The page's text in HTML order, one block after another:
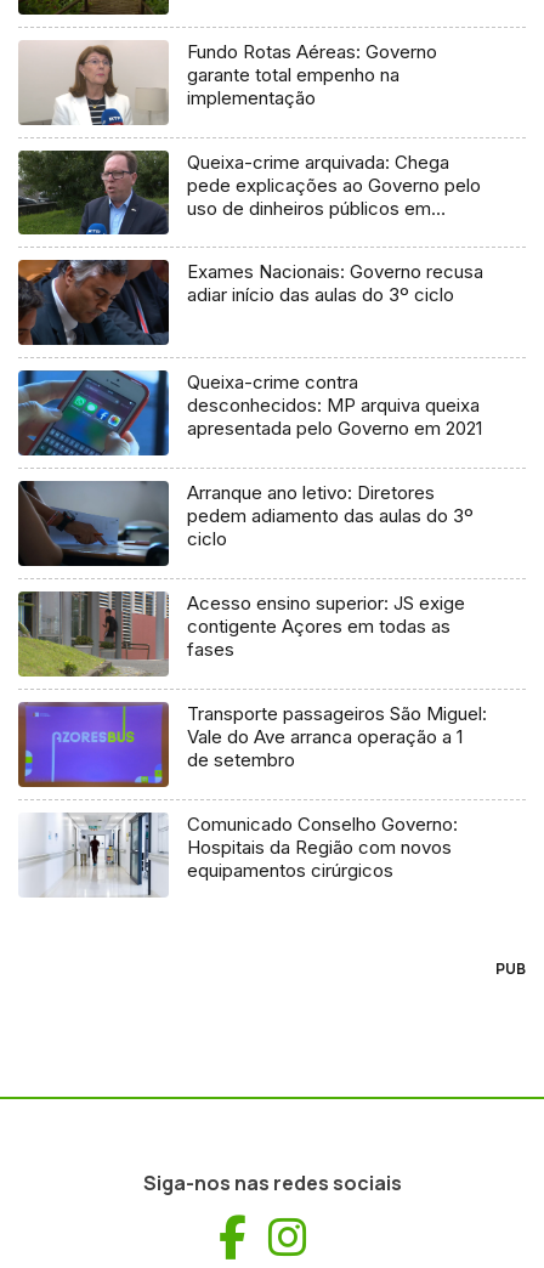
Fundo Rotas Aéreas: Governo
garante total empenho na
implementação
Queixa-crime arquivada: Chega
pede explicações ao Governo pelo
uso de dinheiros públicos em
Exames Nacionais: Governo recusa
adiar início das aulas do 3º ciclo
Queixa-crime contra
desconhecidos: MP arquiva queixa
apresentada pelo Governo em 2021
Arranque ano letivo: Diretores
pedem adiamento das aulas do 3º
ciclo
Acesso ensino superior: JS exige
contigente Açores em todas as
fases
Transporte passageiros São Miguel:
Vale do Ave arranca operação a 1
de setembro
Comunicado Conselho Governo:
Hospitais da Região com novos
equipamentos cirúrgicos
PUB
Siga-nos nas redes sociais
Facebook